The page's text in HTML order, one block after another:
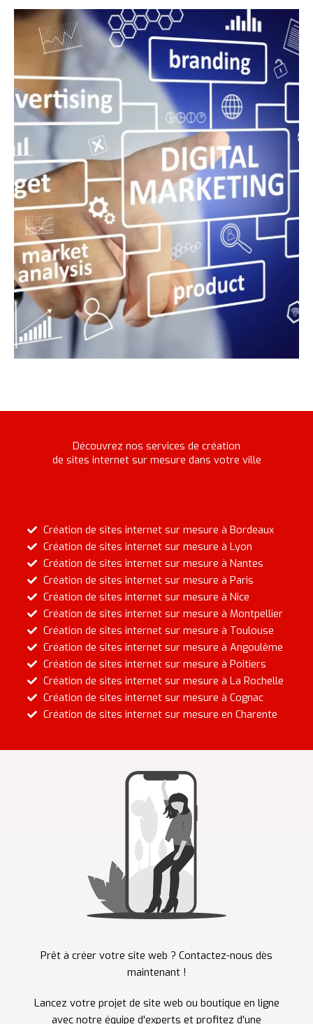
Découvrez nos services de création
de sites internet sur mesure dans votre ville
Création de sites internet sur mesure à Bordeaux
Création de sites internet sur mesure à Lyon
Création de sites internet sur mesure à Nantes
Création de sites internet sur mesure à Paris
Création de sites internet sur mesure à Nice
Création de sites internet sur mesure à Montpellier
Création de sites internet sur mesure à Toulouse
Création de sites internet sur mesure à Angoulême
Création de sites internet sur mesure à Poitiers
Création de sites internet sur mesure à La Rochelle
Création de sites internet sur mesure à Cognac
Création de sites internet sur mesure en Charente
Prêt à créer votre site web ? Contactez-nous dès
maintenant !
Lancez votre projet de site web ou boutique en ligne
avec notre équipe d'experts et profitez d'une